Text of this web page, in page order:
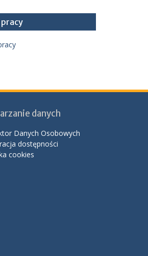
danych
Danych Osobowych
dostępności
cookies